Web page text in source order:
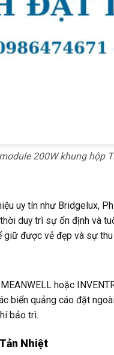
200W khung hộp
uy tín như Bridgelux,
duy trì sự ổn định và
giữ được vẻ đẹp và sự thu
hoặc
biển quảng cáo đặt
bảo trì.
Nhiệt